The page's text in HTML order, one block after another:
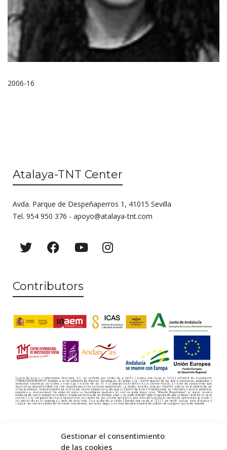
Gestionar el consentimiento
de las cookies
2006-16
Atalaya-TNT Center
Avda. Parque de Despeñaperros 1, 41015 Sevilla
Tel. 954 950 376 - apoyo@atalaya-tnt.com
Contributors